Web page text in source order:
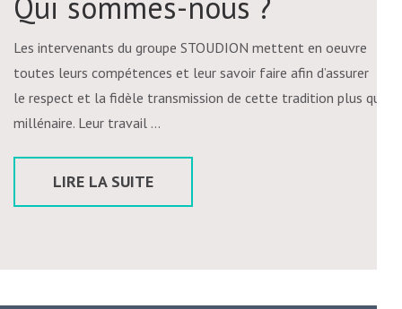
Les intervenants du groupe STOUDION mettent en oeuvre
toutes leurs compétences et leur savoir faire afin d’assurer
le respect et la fidèle transmission de cette tradition plus que
millénaire. Leur travail …
LIRE LA SUITE